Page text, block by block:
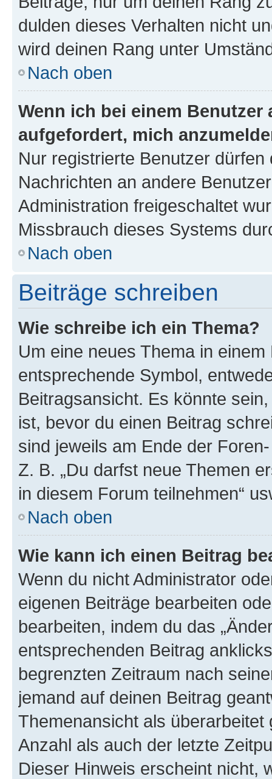
dulden dieses Verhalten nicht
wird deinen Rang unter
Nach oben
Wenn ich bei einem
aufgefordert, mich
Nur registrierte Benutzer
Nachrichten an andere
Administration freigeschaltet
Missbrauch dieses Systems
Nach oben
Beiträge schreiben
Wie schreibe ich ein Thema?
Um eine neues Thema in
entsprechende Symbol,
Beitragsansicht. Es könnte
ist, bevor du einen Beitrag
sind jeweils am Ende der
Z. B. „Du darfst neue Themen
in diesem Forum teilnehmen“
Nach oben
Wie kann ich einen Beitrag
Wenn du nicht Administrator
eigenen Beiträge bearbeiten
bearbeiten, indem du das
entsprechenden Beitrag
begrenzten Zeitraum nach
jemand auf deinen Beitrag
Themenansicht als
Anzahl als auch der letzte
Dieser Hinweis erscheint nicht,